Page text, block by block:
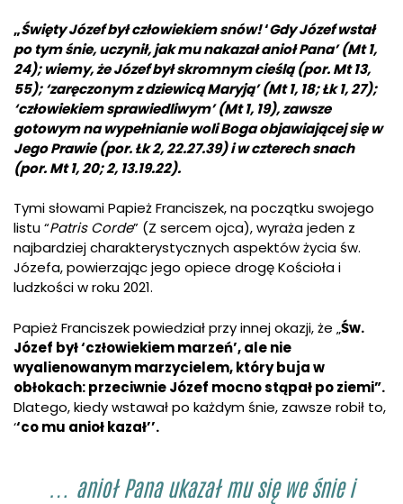
„Święty Józef był człowiekiem snów!‘Gdy Józef wstał
po tym śnie, uczynił, jak mu nakazał anioł Pana’ (Mt 1,
24); wiemy, że Józef był skromnym cieślą (por. Mt 13,
55); ‘zaręczonym z dziewicą Maryją’ (Mt 1, 18; Łk 1, 27);
‘człowiekiem sprawiedliwym’ (Mt 1, 19), zawsze
gotowym na wypełnianie woli Boga objawiającej się w
Jego Prawie (por. Łk 2, 22.27.39) i w czterech snach
(por. Mt 1, 20; 2, 13.19.22).
Tymi słowami Papież Franciszek, na początku swojego
listu “Patris Corde” (Z sercem ojca), wyraża jeden z
najbardziej charakterystycznych aspektów życia św.
Józefa, powierzając jego opiece drogę Kościoła i
ludzkości w roku 2021.
Papież Franciszek powiedział przy innej okazji, że „Św.
Józef był ‘człowiekiem marzeń’, ale nie
wyalienowanym marzycielem, który buja w
obłokach: przeciwnie Józef mocno stąpał po ziemi”.
Dlatego, kiedy wstawał po każdym śnie, zawsze robił to,
‘‘co mu anioł kazał’’.
… anioł Pana ukazał mu się we śnie i